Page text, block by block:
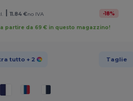
| 11.84 €no IVA -18%
partire da 69 € in questo magazzino!
tutto + 2 Taglie